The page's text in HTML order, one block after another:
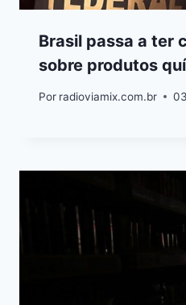
Brasil passa a ter
sobre produtos
Por radioviamix.com.br